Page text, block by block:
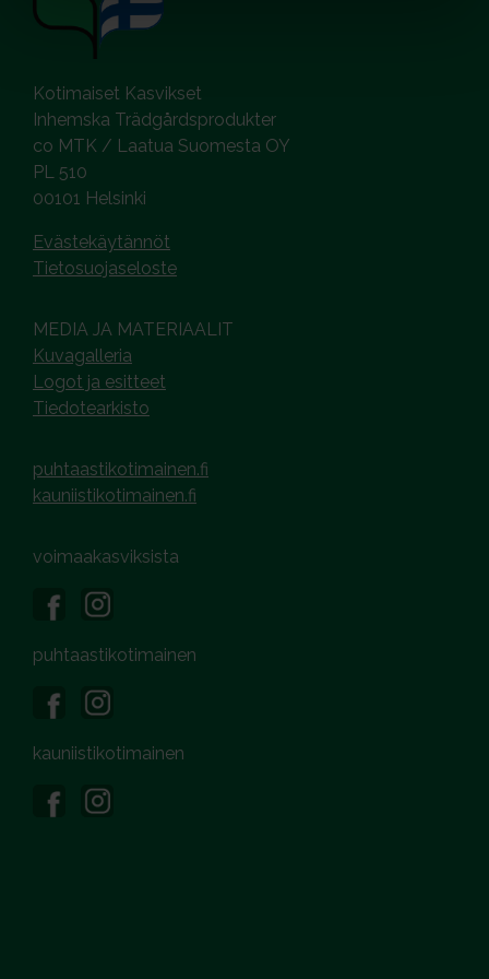
Kotimaiset Kasvikset
Inhemska Trädgårdsprodukter
co MTK / Laatua Suomesta OY
PL 510
00101 Helsinki
Evästekäytännöt
Tietosuojaseloste
MEDIA JA MATERIAALIT
Kuvagalleria
Logot ja esitteet
Tiedotearkisto
puhtaastikotimainen.fi
kauniistikotimainen.fi
voimaakasviksista
puhtaastikotimainen
kauniistikotimainen